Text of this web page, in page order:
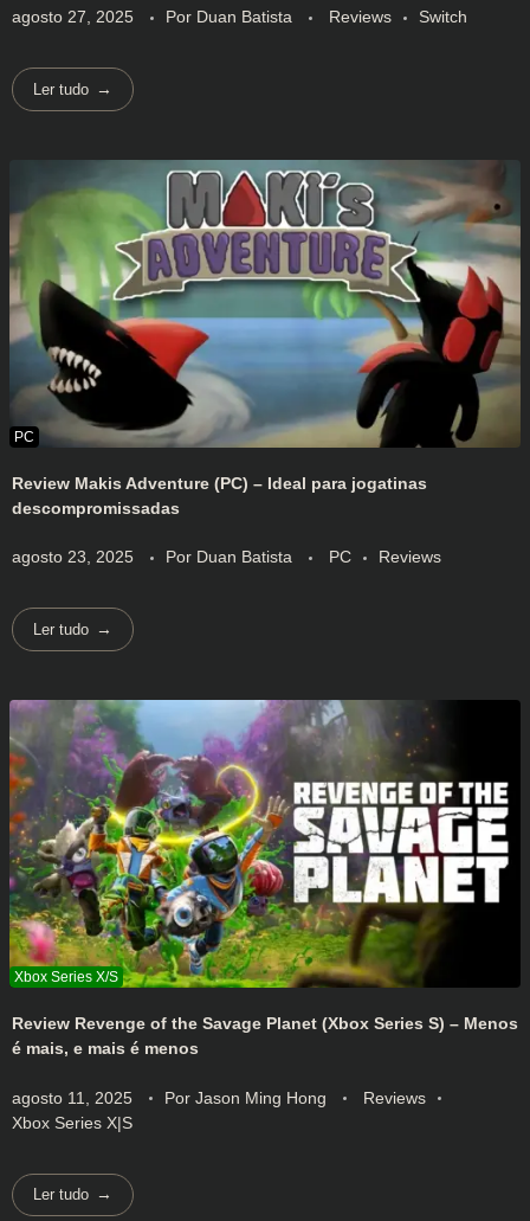
agosto 27, 2025 Por Duan Batista Reviews Switch
Ler tudo
Review Makis Adventure (PC) – Ideal para jogatinas
descompromissadas
agosto 23, 2025 Por Duan Batista PC Reviews
Ler tudo
Review Revenge of the Savage Planet (Xbox Series S) – Menos
é mais, e mais é menos
agosto 11, 2025 Por Jason Ming Hong
Reviews
Xbox Series X|S
Ler tudo